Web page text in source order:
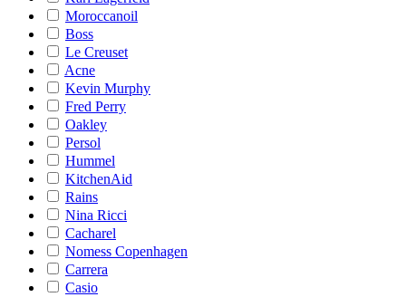
Moroccanoil
Boss
Le Creuset
Acne
Kevin Murphy
Fred Perry
Oakley
Persol
Hummel
KitchenAid
Rains
Nina Ricci
Cacharel
Nomess Copenhagen
Carrera
Casio